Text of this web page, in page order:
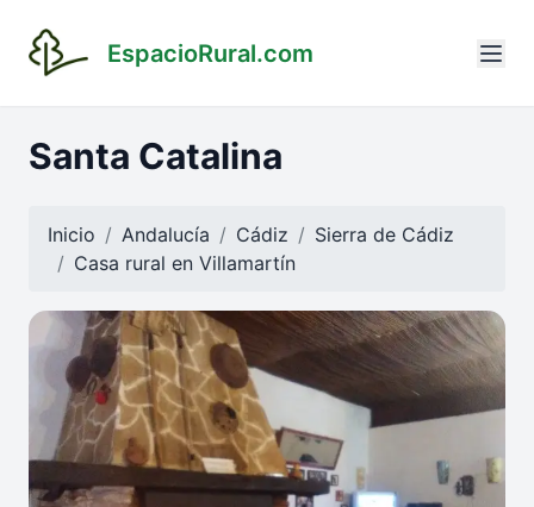
EspacioRural.com
Santa Catalina
Inicio Andalucía Cádiz
Sierra de Cádiz
Casa rural en Villamartín